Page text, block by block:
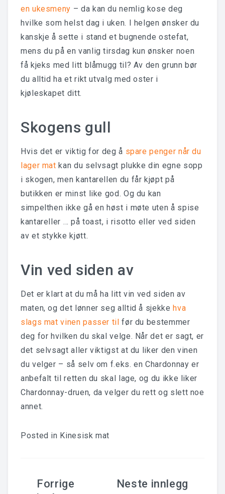
en ukesmeny – da kan du nemlig kose deg
hvilke som helst dag i uken. I helgen ønsker du
kanskje å sette i stand et bugnende ostefat,
mens du på en vanlig tirsdag kun ønsker noen
få kjeks med litt blåmugg til? Av den grunn bør
du alltid ha et rikt utvalg med oster i
kjøleskapet ditt.
Skogens gull
Hvis det er viktig for deg å spare penger når du
lager mat kan du selvsagt plukke din egne sopp
i skogen, men kantarellen du får kjøpt på
butikken er minst like god. Og du kan
simpelthen ikke gå en høst i møte uten å spise
kantareller … på toast, i risotto eller ved siden
av et stykke kjøtt.
Vin ved siden av
Det er klart at du må ha litt vin ved siden av
maten, og det lønner seg alltid å sjekkehva
slags mat vinen passer til før du bestemmer
deg for hvilken du skal velge. Når det er sagt, er
det selvsagt aller viktigst at du liker den vinen
du velger – så selv om f.eks. en Chardonnay er
anbefalt til retten du skal lage, og du ikke liker
Chardonnay-druen, da velger du rett og slett noe
annet.
Posted in Kinesisk mat
Innleggsnavigering